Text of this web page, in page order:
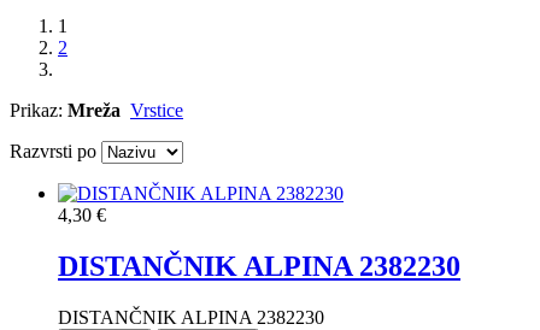
1
2
Prikaz: Mreža Vrstice
Razvrsti po
4,30 €
DISTANČNIK ALPINA 2382230
DISTANČNIK ALPINA 2382230